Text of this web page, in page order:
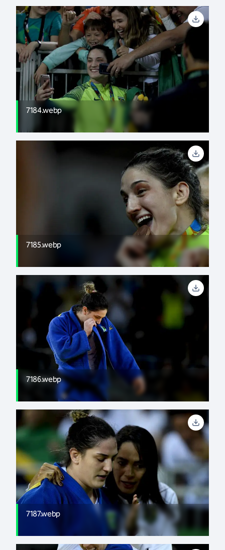
7184.webp
7185.webp
7186.webp
7187.webp